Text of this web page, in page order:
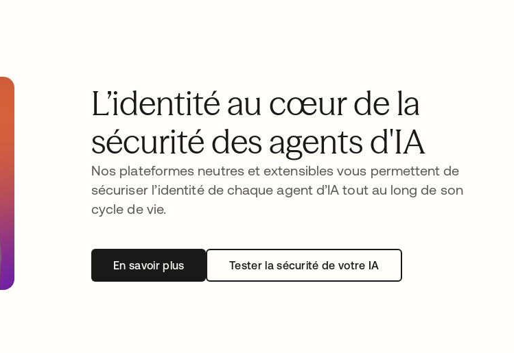
L’identité au cœur de la
sécurité des agents d'IA
Nos plateformes neutres et extensibles vous permettent de
sécuriser l’identité de chaque agent d’IA tout au long de son
cycle de vie.
En savoir plus Tester la sécurité de votre IA